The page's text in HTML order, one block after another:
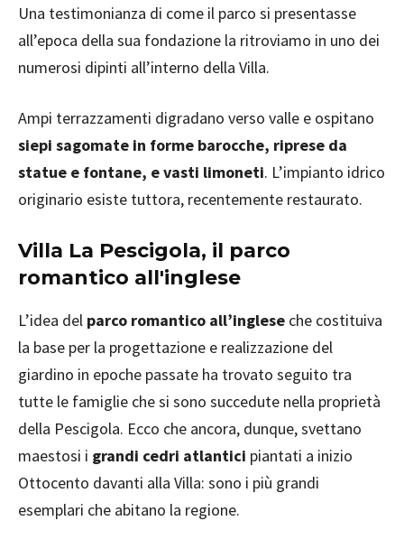
Una testimonianza di come il parco si presentasse
all’epoca della sua fondazione la ritroviamo in uno dei
numerosi dipinti all’interno della Villa.
Ampi terrazzamenti digradano verso valle e ospitano
siepi sagomate in forme barocche, riprese da
statue e fontane, e vasti limoneti. L’impianto idrico
originario esiste tuttora, recentemente restaurato.
Villa La Pescigola, il parco
romantico all'inglese
L’idea del parco romantico all’inglese che costituiva
la base per la progettazione e realizzazione del
giardino in epoche passate ha trovato seguito tra
tutte le famiglie che si sono succedute nella proprietà
della Pescigola. Ecco che ancora, dunque, svettano
maestosi i grandi cedri atlantici piantati a inizio
Ottocento davanti alla Villa: sono i più grandi
esemplari che abitano la regione.